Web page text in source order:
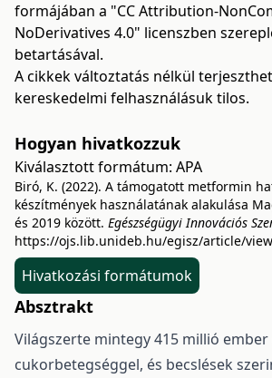
formájában a "CC Attribution-
NoDerivatives 4.0" licenszben
betartásával.
A cikkek változtatás nélkül
kereskedelmi felhasználásuk tilos.
Hogyan hivatkozzuk
Kiválasztott formátum: APA
Biró, K. (2022). A támogatott metformin
készítmények használatának alakulása
és 2019 között. Egészségügyi Innovációs
https://ojs.lib.unideb.hu/egisz/article/
Hivatkozási formátumok
Absztrakt
Világszerte mintegy 415 millió ember
cukorbetegséggel, és becslések